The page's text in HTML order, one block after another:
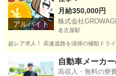
アルバイト
月給350,000円
株式会社
名古屋駅
超レア求人！ 高速道路を清掃の補助ドラ
名古屋駅 そ
自動車メーカ
高収入・無料の寮